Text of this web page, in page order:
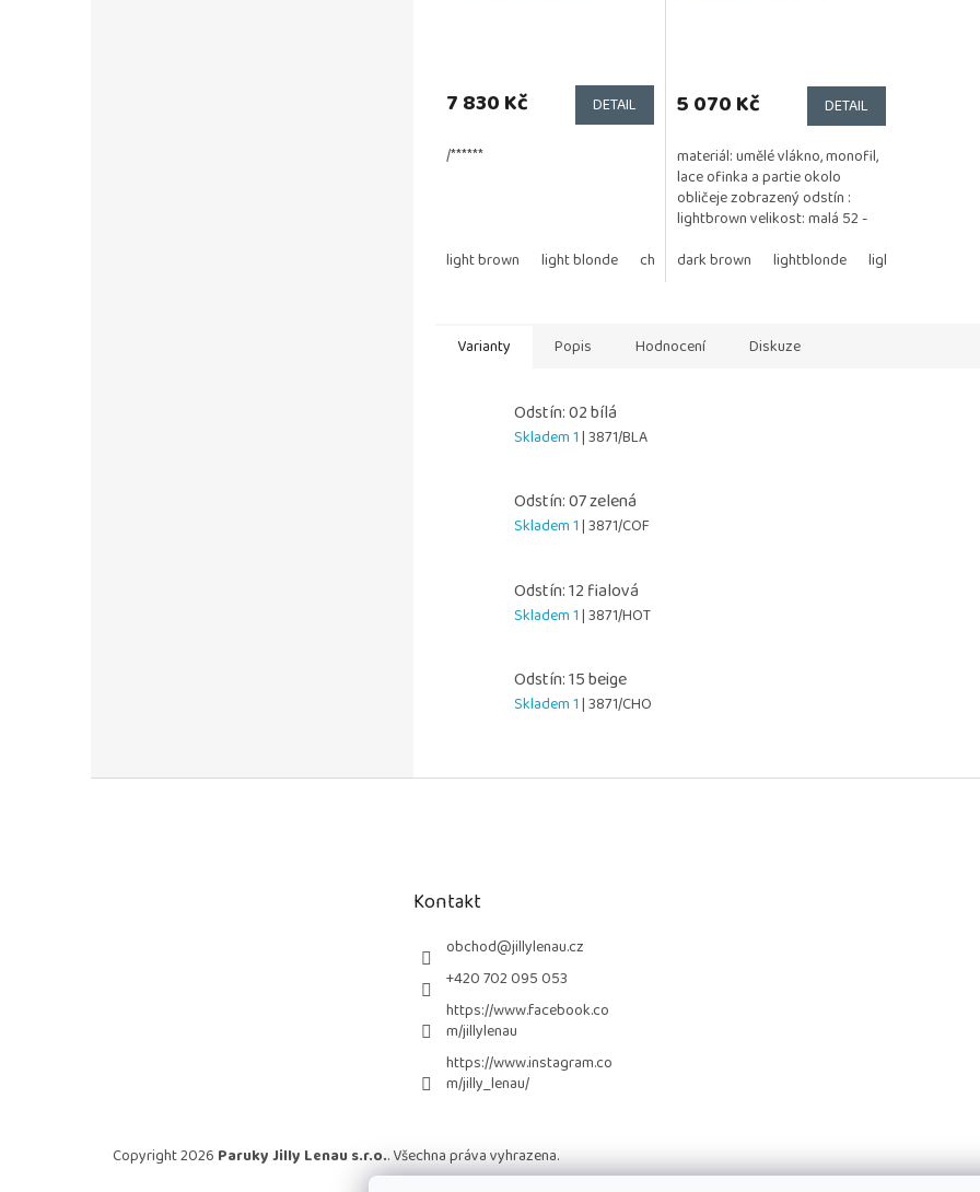
7 830 Kč DETAIL
/******
light brown light blonde chocolate brown middlblonde middlbrown
5 070 Kč DETAIL
materiál: umělé vlákno, monofil,
lace ofinka a partie okolo
obličeje zobrazený odstín :
lightbrown velikost: malá 52 -
dark brown
lightblonde lightbrown
Varianty Popis Hodnocení Diskuze
Odstín: 02 bílá
Skladem 1| 3871/BLA
Odstín: 07 zelená
Skladem 1| 3871/COF
Odstín: 12 fialová
Skladem 1| 3871/HOT
Odstín: 15 beige
Skladem 1| 3871/CHO
Kontakt
obchod@jillylenau.cz
+420 702 095 053
https://www.facebook.co
m/jillylenau
https://www.instagram.co
m/jilly_lenau/
Copyright 2026 Paruky Jilly Lenau s.r.o.. Všechna práva vyhrazena.